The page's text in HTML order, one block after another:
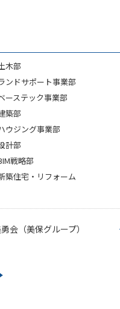
木部
ンドサポート事業部
ーステック事業部
築部
ウジング事業部
計部
戦略部
築住宅・リフォーム
会（美保グループ）